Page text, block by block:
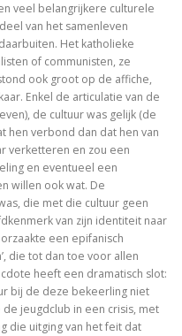
zijn werk
Symposium)
naschrift bij
een crisis. De heer Phister.
veel belangrijkere culturele
van het samenleven
Het katholieke
of communisten, ze
ook groot op de affiche,
Enkel de articulatie van de
de cultuur was gelijk (de
hen verbond dan dat hen van
verketteren en zou een
en eventueel een
willen ook wat. De
die met die cultuur geen
van zijn identiteit naar
een epifanisch
die tot dan toe voor allen
heeft een dramatisch slot:
bij de deze bekeerling niet
jeugdclub in een crisis, met
die uitging van het feit dat